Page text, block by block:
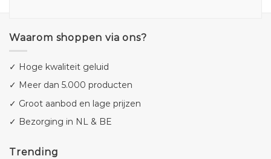
Waarom shoppen via ons?
✓ Hoge kwaliteit geluid
✓ Meer dan 5.000 producten
✓ Groot aanbod en lage prijzen
✓ Bezorging in NL & BE
Trending